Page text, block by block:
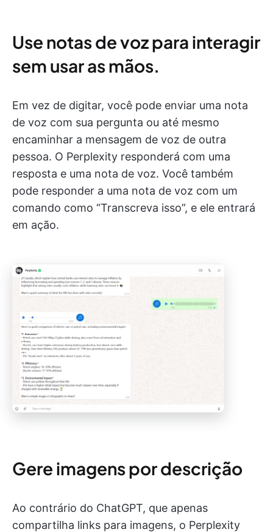
Use notas de voz para interagir
sem usar as mãos.
Em vez de digitar, você pode enviar uma nota
de voz com sua pergunta ou até mesmo
encaminhar a mensagem de voz de outra
pessoa. O Perplexity responderá com uma
resposta e uma nota de voz. Você também
pode responder a uma nota de voz com um
comando como “Transcreva isso”, e ele entrará
em ação.
Gere imagens por descrição
Ao contrário do ChatGPT, que apenas
compartilha links para imagens, o Perplexity